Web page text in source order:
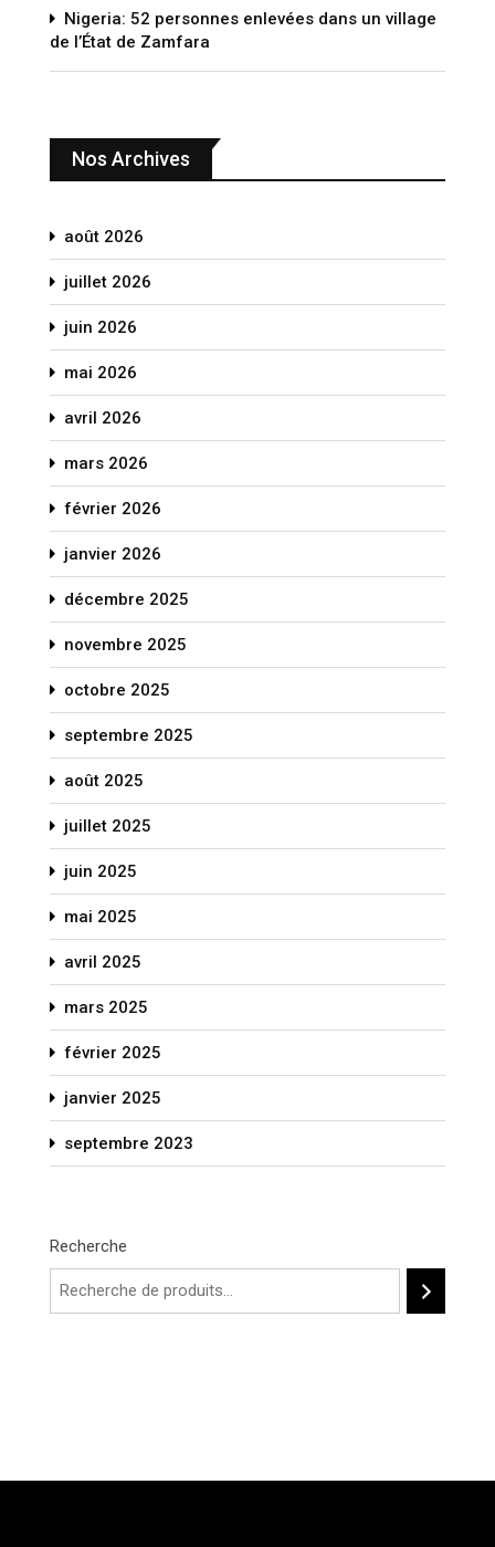
Nigeria: 52 personnes enlevées dans un village
de l’État de Zamfara
Nos Archives
août 2026
juillet 2026
juin 2026
mai 2026
avril 2026
mars 2026
février 2026
janvier 2026
décembre 2025
novembre 2025
octobre 2025
septembre 2025
août 2025
juillet 2025
juin 2025
mai 2025
avril 2025
mars 2025
février 2025
janvier 2025
septembre 2023
Recherche